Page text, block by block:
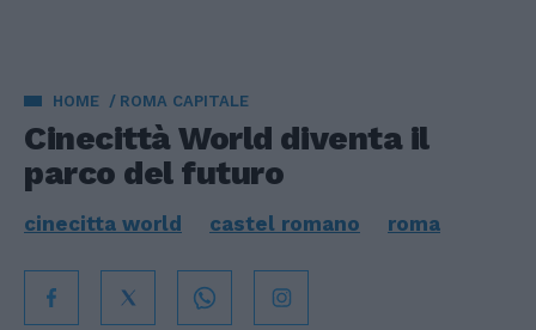
HOME ROMA CAPITALE
Cinecittà World diventa il
parco del futuro
cinecitta world castel romano roma